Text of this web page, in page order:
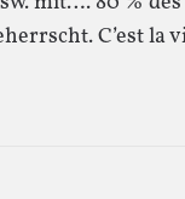
C’est la